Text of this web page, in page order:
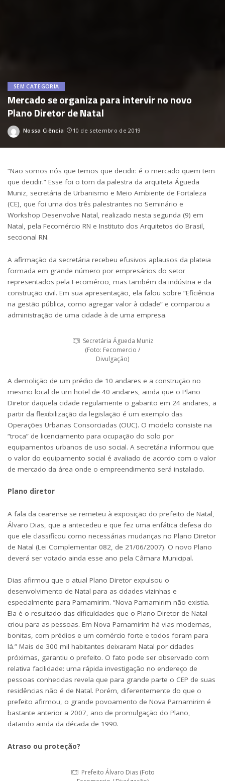
(Foto: Mônica Costa)
SEM CATEGORIA
Mercado se organiza para intervir no novo
Plano Diretor de Natal
Posted
Nossa Ciência 10 de setembro de 2019
“Não somos nós que temos que decidir: é o mercado quem tem
que decidir.” Esse foi o tom da palestra da arquiteta Águeda
Muniz, secretária de Urbanismo e Meio Ambiente de Fortaleza
(CE), que foi uma dos três palestrantes no Seminário e
Workshop Desenvolve Natal, realizado nesta segunda (9) em
Natal, pela Fecomércio RN e Instituto dos Arquitetos do Brasil,
seccional RN.
A afirmação da secretária recebeu efusivos aplausos da plateia
formada em grande número por empresários do setor
representados pela Fecomércio, mas também da indústria e da
construção civil. Em sua apresentação, ela falou sobre “Eficiência
na gestão pública, como agregar valor à cidade” e comparou a
administração de uma cidade à de uma empresa.
Secretária Águeda Muniz
(Foto: Fecomercio /
Divulgação)
A demolição de um prédio de 10 andares e a construção no
mesmo local de um hotel de 40 andares, ainda que o Plano
Diretor daquela cidade regulamente o gabarito em 24 andares, a
partir da flexibilização da legislação é um exemplo das
Operações Urbanas Consorciadas (OUC). O modelo consiste na
“troca” de licenciamento para ocupação do solo por
equipamentos urbanos de uso social. A secretária informou que
o valor do equipamento social é avaliado de acordo com o valor
de mercado da área onde o empreendimento será instalado.
Plano diretor
A fala da cearense se remeteu à exposição do prefeito de Natal,
Álvaro Dias, que a antecedeu e que fez uma enfática defesa do
que ele classificou como necessárias mudanças no Plano Diretor
de Natal (Lei Complementar 082, de 21/06/2007). O novo Plano
deverá ser votado ainda esse ano pela Câmara Municipal.
Dias afirmou que o atual Plano Diretor expulsou o
desenvolvimento de Natal para as cidades vizinhas e
especialmente para Parnamirim. “Nova Parnamirim não existia.
Ela é o resultado das dificuldades que o Plano Diretor de Natal
criou para as pessoas. Em Nova Parnamirim há vias modernas,
bonitas, com prédios e um comércio forte e todos foram para
lá.” Mais de 300 mil habitantes deixaram Natal por cidades
próximas, garantiu o prefeito. O fato pode ser observado com
relativa facilidade: uma rápida investigação no endereço de
pessoas conhecidas revela que para grande parte o CEP de suas
residências não é de Natal. Porém, diferentemente do que o
prefeito afirmou, o grande povoamento de Nova Parnamirim é
bastante anterior a 2007, ano de promulgação do Plano,
datando ainda da década de 1990.
Atraso ou proteção?
Prefeito Álvaro Dias (Foto